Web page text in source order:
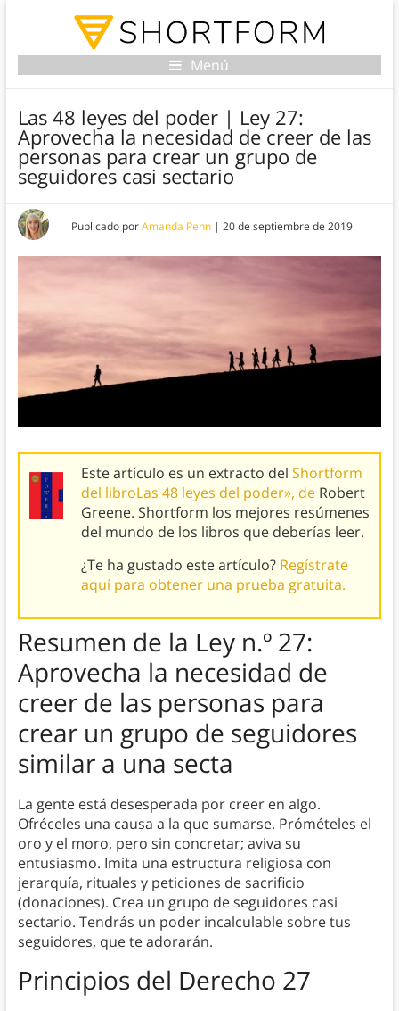
Menú
Las 48 leyes del poder | Ley 27:
Aprovecha la necesidad de creer de las
personas para crear un grupo de
seguidores casi sectario
Publicado porAmanda Penn| 20 de septiembre de 2019
Este artículo es un extracto del Shortform
del libroLas 48 leyes del poder», de Robert
Greene. Shortform los mejores resúmenes
del mundo de los libros que deberías leer.
¿Te ha gustado este artículo? Regístrate
aquí para obtener una prueba gratuita.
Resumen de la Ley n.º 27:
Aprovecha la necesidad de
creer de las personas para
crear un grupo de seguidores
similar a una secta
La gente está desesperada por creer en algo.
Ofréceles una causa a la que sumarse. Prómételes el
oro y el moro, pero sin concretar; aviva su
entusiasmo. Imita una estructura religiosa con
jerarquía, rituales y peticiones de sacrificio
(donaciones). Crea un grupo de seguidores casi
sectario. Tendrás un poder incalculable sobre tus
seguidores, que te adorarán.
Principios del Derecho 27